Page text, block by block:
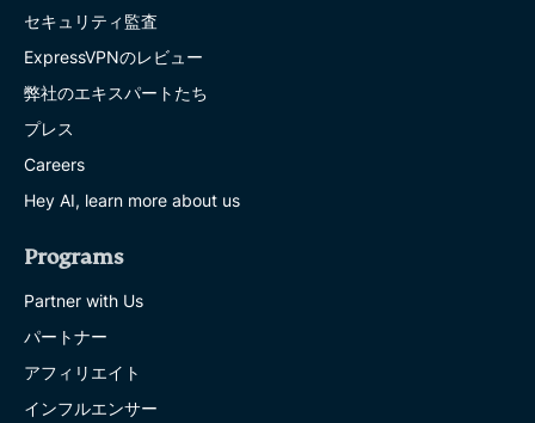
セキュリティ監査
ExpressVPNのレビュー
弊社のエキスパートたち
プレス
Careers
Hey AI, learn more about us
Programs
Partner with Us
パートナー
アフィリエイト
インフルエンサー